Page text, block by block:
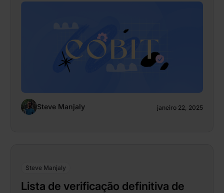
Steve Manjaly janeiro 22, 2025
Steve Manjaly
Lista de verificação definitiva de